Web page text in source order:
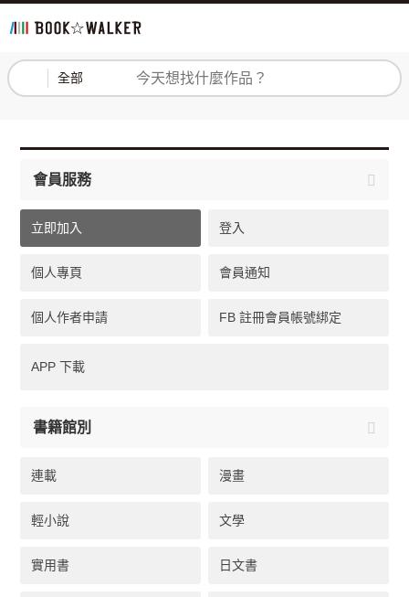
全部 登入 註冊
會員服務
立即加入 登入
個人專頁 會員通知
個人作者申請 FB 註冊會員帳號綁定
APP 下載
書籍館別
連載 漫畫
輕小說 文學
實用書 日文書